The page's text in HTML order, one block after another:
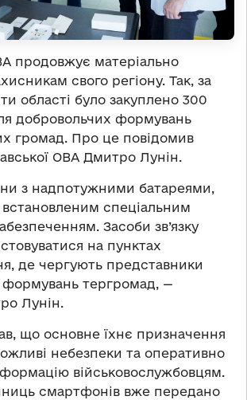
продовжує матеріально
свого регіону. Так, за
області було закуплено 300
добровольчих формувань
громад. Про це повідомив
ОВА Дмитро Лунін.
з надпотужними батареями,
встановленим спеціальним
Засоби зв’язку
на пунктах
де чергують представники
формувань тергромад, —
Лунін.
що основне їхнє призначення
небезпеки та оперативно
військовослужбовцям.
смартфонів вже передано